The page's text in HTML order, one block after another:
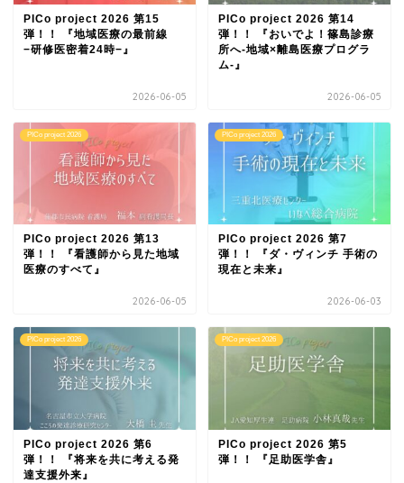
PICo project 2026 第15
弾！！ 『地域医療の最前線
−研修医密着24時−』
2026-06-05
PICo project 2026 第14
弾！！ 『おいでよ！篠島診療
所へ-地域×離島医療プログラ
ム-』
2026-06-05
PICo project 2026
PICo project 2026 第13
弾！！ 『看護師から見た地域
医療のすべて』
2026-06-05
PICo project 2026
PICo project 2026 第7
弾！！ 『ダ・ヴィンチ 手術の
現在と未来』
2026-06-03
PICo project 2026
PICo project 2026 第6
弾！！ 『将来を共に考える発
達支援外来』
PICo project 2026
PICo project 2026 第5
弾！！ 『足助医学舎』